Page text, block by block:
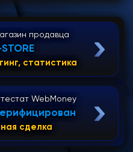
продавца
статистика
WebMoney
сделка